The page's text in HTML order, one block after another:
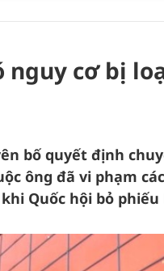
cơ bị
bố quyết định
ông đã vi phạm
Quốc hội bỏ